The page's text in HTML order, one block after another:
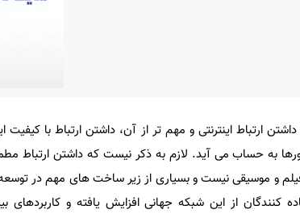
ارتباط اینترنتی و مهم تر از آن، داشتن ارتباط با
حساب می آید. لازم به ذکر نیست که داشتن ارتباط
فیلم و موسیقی نیست و بسیاری از زیر ساخت های مهم در
کنندگان از این شبکه جهانی افزایش یافته و